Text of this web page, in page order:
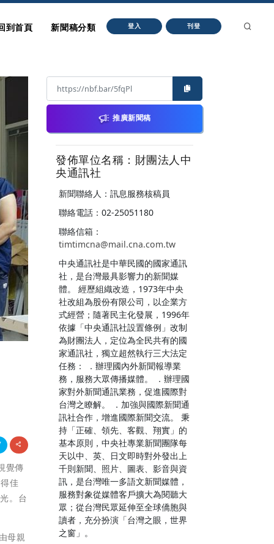
到首頁 新聞稿分類 登入 刊登
覺傳
佳
。台
母親
推廣新聞稿
發佈單位名稱：財團法人中
央通訊社
新聞聯絡人：訊息服務核稿員
聯絡電話：02-25051180
聯絡信箱：
timtimcna@mail.cna.com.tw
中央通訊社是中華民國的國家通訊
社，是台灣最具影響力的新聞媒
體。 經歷組織改造，1973年中央
社改組為股份有限公司，以企業方
式經營；隨著民主化發展，1996年
依據「中央通訊社設置條例」改制
為財團法人，定位為全民共有的國
家通訊社，獨立超然執行三大法定
任務： ．辦理國內外新聞報導業
務，服務大眾傳播媒體。 ．辦理國
家對外新聞通訊業務，促進國際對
台灣之瞭解。 ．加強與國際新聞通
訊社合作，增進國際新聞交流。 秉
持「正確、領先、客觀、翔實」的
基本原則，中央社專業新聞團隊每
天以中、英、日文即時對外發出上
千則新聞、照片、圖表、影音與資
訊，是台灣唯一多語文新聞媒體，
服務對象從媒體客戶擴大為閱聽大
眾；從台灣民眾延伸至全球僑胞與
讀者，充分扮演「台灣之眼，世界
之窗」。